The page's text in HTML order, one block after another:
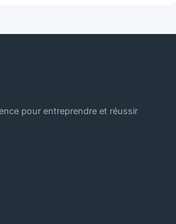
pour entreprendre et réussir